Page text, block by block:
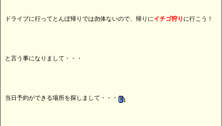
ドライブに行ってとんぼ帰りでは勿体ないので、帰りにイチゴ狩り に行こう！
と言う事になりまして・・・
当日予約ができる場所を探しまして・・・